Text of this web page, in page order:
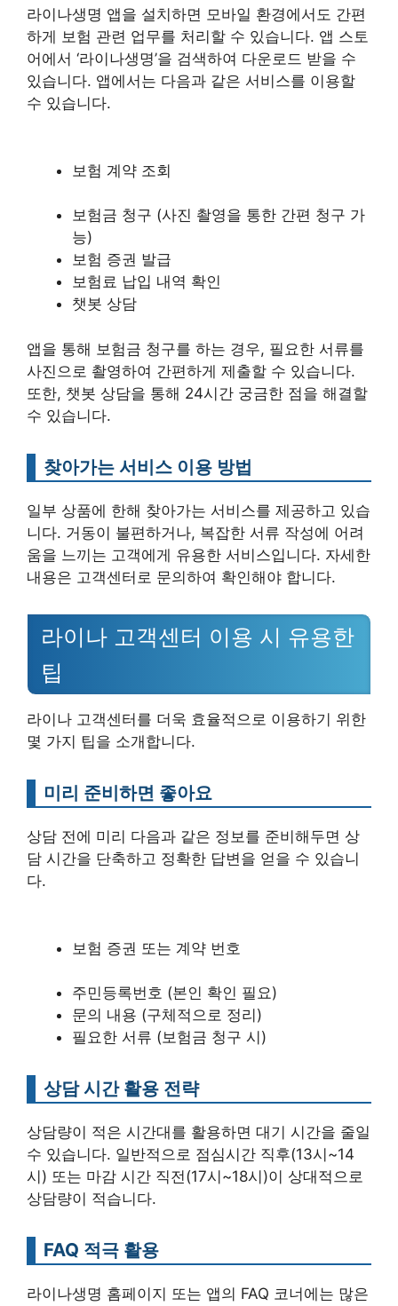
라이나생명 앱을 설치하면 모바일 환경에서도 간편
하게 보험 관련 업무를 처리할 수 있습니다. 앱 스토
어에서 ‘라이나생명’을 검색하여 다운로드 받을 수
있습니다. 앱에서는 다음과 같은 서비스를 이용할
수 있습니다.
보험 계약 조회
보험금 청구 (사진 촬영을 통한 간편 청구 가
능)
보험 증권 발급
보험료 납입 내역 확인
챗봇 상담
앱을 통해 보험금 청구를 하는 경우, 필요한 서류를
사진으로 촬영하여 간편하게 제출할 수 있습니다.
또한, 챗봇 상담을 통해 24시간 궁금한 점을 해결할
수 있습니다.
찾아가는 서비스 이용 방법
일부 상품에 한해 찾아가는 서비스를 제공하고 있습
니다. 거동이 불편하거나, 복잡한 서류 작성에 어려
움을 느끼는 고객에게 유용한 서비스입니다. 자세한
내용은 고객센터로 문의하여 확인해야 합니다.
라이나 고객센터 이용 시 유용한
팁
라이나 고객센터를 더욱 효율적으로 이용하기 위한
몇 가지 팁을 소개합니다.
미리 준비하면 좋아요
상담 전에 미리 다음과 같은 정보를 준비해두면 상
담 시간을 단축하고 정확한 답변을 얻을 수 있습니
다.
보험 증권 또는 계약 번호
주민등록번호 (본인 확인 필요)
문의 내용 (구체적으로 정리)
필요한 서류 (보험금 청구 시)
상담 시간 활용 전략
상담량이 적은 시간대를 활용하면 대기 시간을 줄일
수 있습니다. 일반적으로 점심시간 직후(13시~14
시) 또는 마감 시간 직전(17시~18시)이 상대적으로
상담량이 적습니다.
FAQ 적극 활용
라이나생명 홈페이지 또는 앱의 FAQ 코너에는 많은